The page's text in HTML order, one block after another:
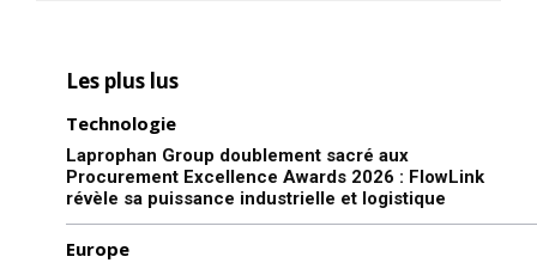
Les plus lus
Technologie
Laprophan Group doublement sacré aux
Procurement Excellence Awards 2026 : FlowLink
révèle sa puissance industrielle et logistique
Europe